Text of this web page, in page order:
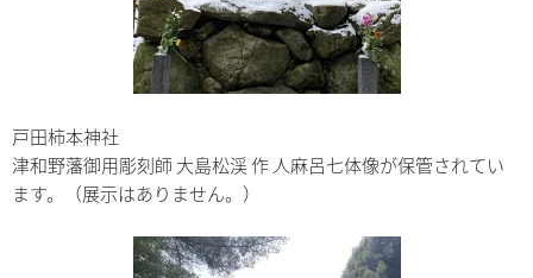
戸田柿本神社
津和野藩御用彫刻師 大島松渓 作 人麻呂七体像が保管されてい
ます。（展示はありません。）